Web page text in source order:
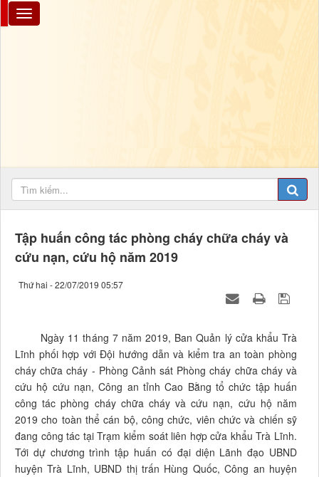
Tập huấn công tác phòng cháy chữa cháy và
cứu nạn, cứu hộ năm 2019
Thứ hai - 22/07/2019 05:57
Ngày 11 tháng 7 năm 2019, Ban Quản lý cửa khẩu Trà
Lĩnh phối hợp với Đội hướng dẫn và kiểm tra an toàn phòng
cháy chữa cháy - Phòng Cảnh sát Phòng cháy chữa cháy và
cứu hộ cứu nạn, Công an tỉnh Cao Bằng tổ chức tập huấn
công tác phòng cháy chữa cháy và cứu nạn, cứu hộ năm
2019 cho toàn thể cán bộ, công chức, viên chức và chiến sỹ
đang công tác tại Trạm kiểm soát liên hợp cửa khẩu Trà Lĩnh.
Tới dự chương trình tập huấn có đại diện Lãnh đạo UBND
huyện Trà Lĩnh, UBND thị trấn Hùng Quốc, Công an huyện